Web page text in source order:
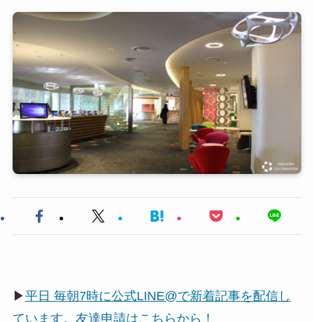
▶平日 毎朝7時に公式LINE@で新着記事を配信し
ています。友達申請はこちらから！